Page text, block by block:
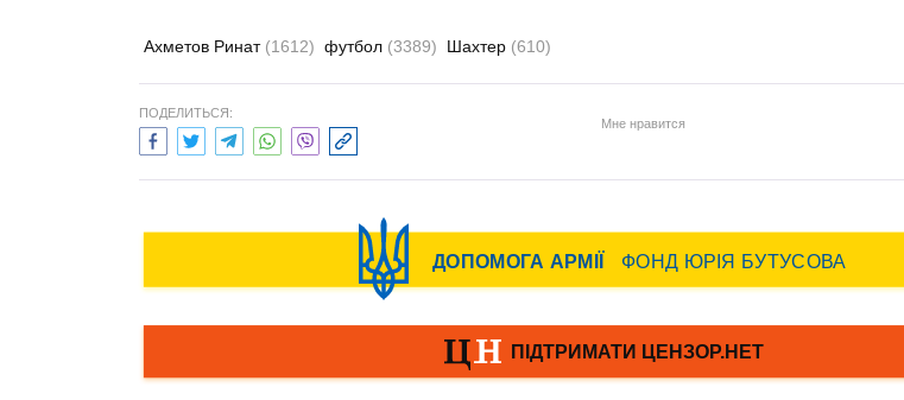
Ахметов Ринат (1612) футбол (3389) Шахтер (610)
ПОДЕЛИТЬСЯ:
Мне нравится